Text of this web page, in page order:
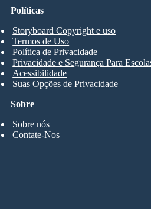
Sobre
Sobre nós
Contate-Nos
Políticas
Storyboard Copyright e uso
Termos de Uso
Política de Privacidade
Privacidade e Segurança Para
Acessibilidade
Suas Opções de Privacidade